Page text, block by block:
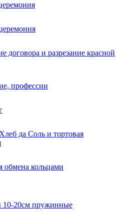
договора и разрезание красной
профессии
да Соль и тортовая
обмена кольцами
20см пружинные